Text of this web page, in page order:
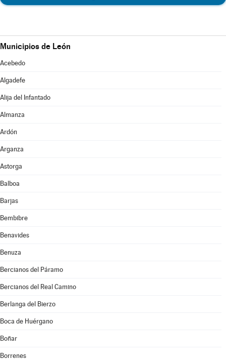
Municipios de León
Acebedo
Algadefe
Alija del Infantado
Almanza
Ardón
Arganza
Astorga
Balboa
Barjas
Bembibre
Benavides
Benuza
Bercianos del Páramo
Bercianos del Real Camino
Berlanga del Bierzo
Boca de Huérgano
Boñar
Borrenes